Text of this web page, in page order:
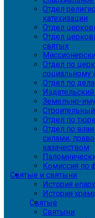
Отдел
катехизации
Отдел
Отдел
святых
Отдел по
социальному
Отдел по
Земельно-
Отдел по
Отдел по
силами,
казачеством
Комиссия по
Святые и святыни
История
История
Святые
Святыни